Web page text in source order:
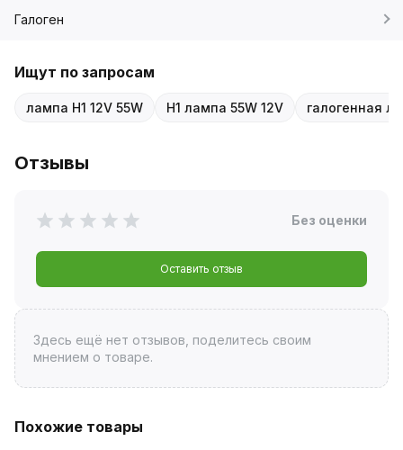
Галоген
Ищут по запросам
лампа H1 12V 55W H1 лампа 55W 12V галогенная
Отзывы
Без оценки
Оставить отзыв
Здесь ещё нет отзывов, поделитесь своим
мнением о товаре.
Похожие товары